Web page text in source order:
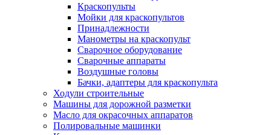
Краскопульты
Мойки для краскопультов
Принадлежности
Манометры на краскопульт
Сварочное оборудование
Сварочные аппараты
Воздушные головы
Бачки, адаптеры для краскопульта
Ходули строительные
Машины для дорожной разметки
Масло для окрасочных аппаратов
Полировальные машинки